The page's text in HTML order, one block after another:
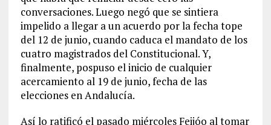
conversaciones. Luego negó que se sintiera
impelido a llegar a un acuerdo por la fecha tope
del 12 de junio, cuando caduca el mandato de los
cuatro magistrados del Constitucional. Y,
finalmente, pospuso el inicio de cualquier
acercamiento al 19 de junio, fecha de las
elecciones en Andalucía.
Así lo ratificó el pasado miércoles Feijóo al tomar